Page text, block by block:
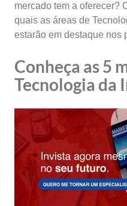
mercado tem a oferecer?
quais as áreas de
estarão em destaque nos
Conheça as 5
Tecnologia da